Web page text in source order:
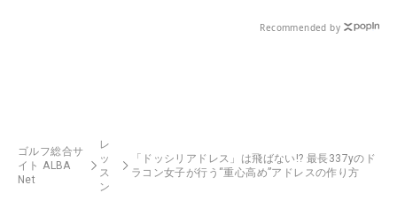
Recommended by
ゴルフ総合サ
イト ALBA
Net
レ
ッ
ス
ン
「ドッシリアドレス」は飛ばない!? 最長337yのド
ラコン女子が行う“重心高め”アドレスの作り方